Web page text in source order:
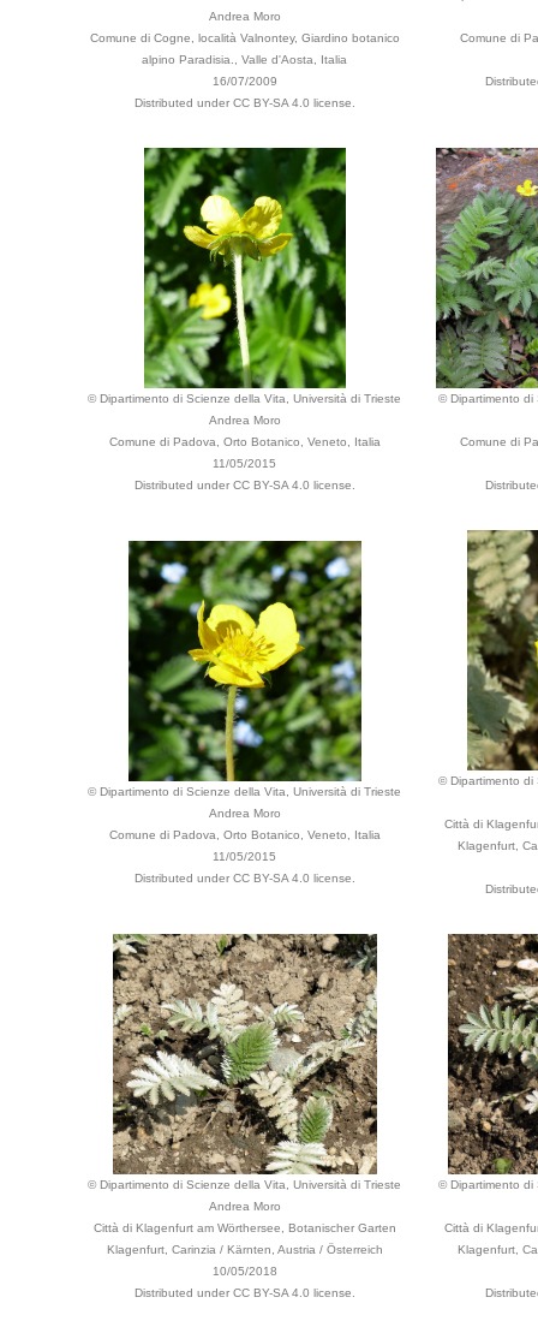
Andrea Moro
Comune di Cogne, località Valnontey, Giardino botanico
alpino Paradisia., Valle d'Aosta, Italia
16/07/2009
Distributed under CC BY-SA 4.0 license.
Comune di
© Dipartimento di Scienze della Vita, Università di Trieste
Andrea Moro
Comune di Padova, Orto Botanico, Veneto, Italia
11/05/2015
Distributed under CC BY-SA 4.0 license.
© Dipartimento di
Comune di
© Dipartimento di Scienze della Vita, Università di Trieste
Andrea Moro
Comune di Padova, Orto Botanico, Veneto, Italia
11/05/2015
Distributed under CC BY-SA 4.0 license.
© Dipartimento di
Città di
Klagenfurt,
© Dipartimento di Scienze della Vita, Università di Trieste
Andrea Moro
Città di Klagenfurt am Wörthersee, Botanischer Garten
Klagenfurt, Carinzia / Kärnten, Austria / Österreich
10/05/2018
Distributed under CC BY-SA 4.0 license.
© Dipartimento di
Città di
Klagenfurt,